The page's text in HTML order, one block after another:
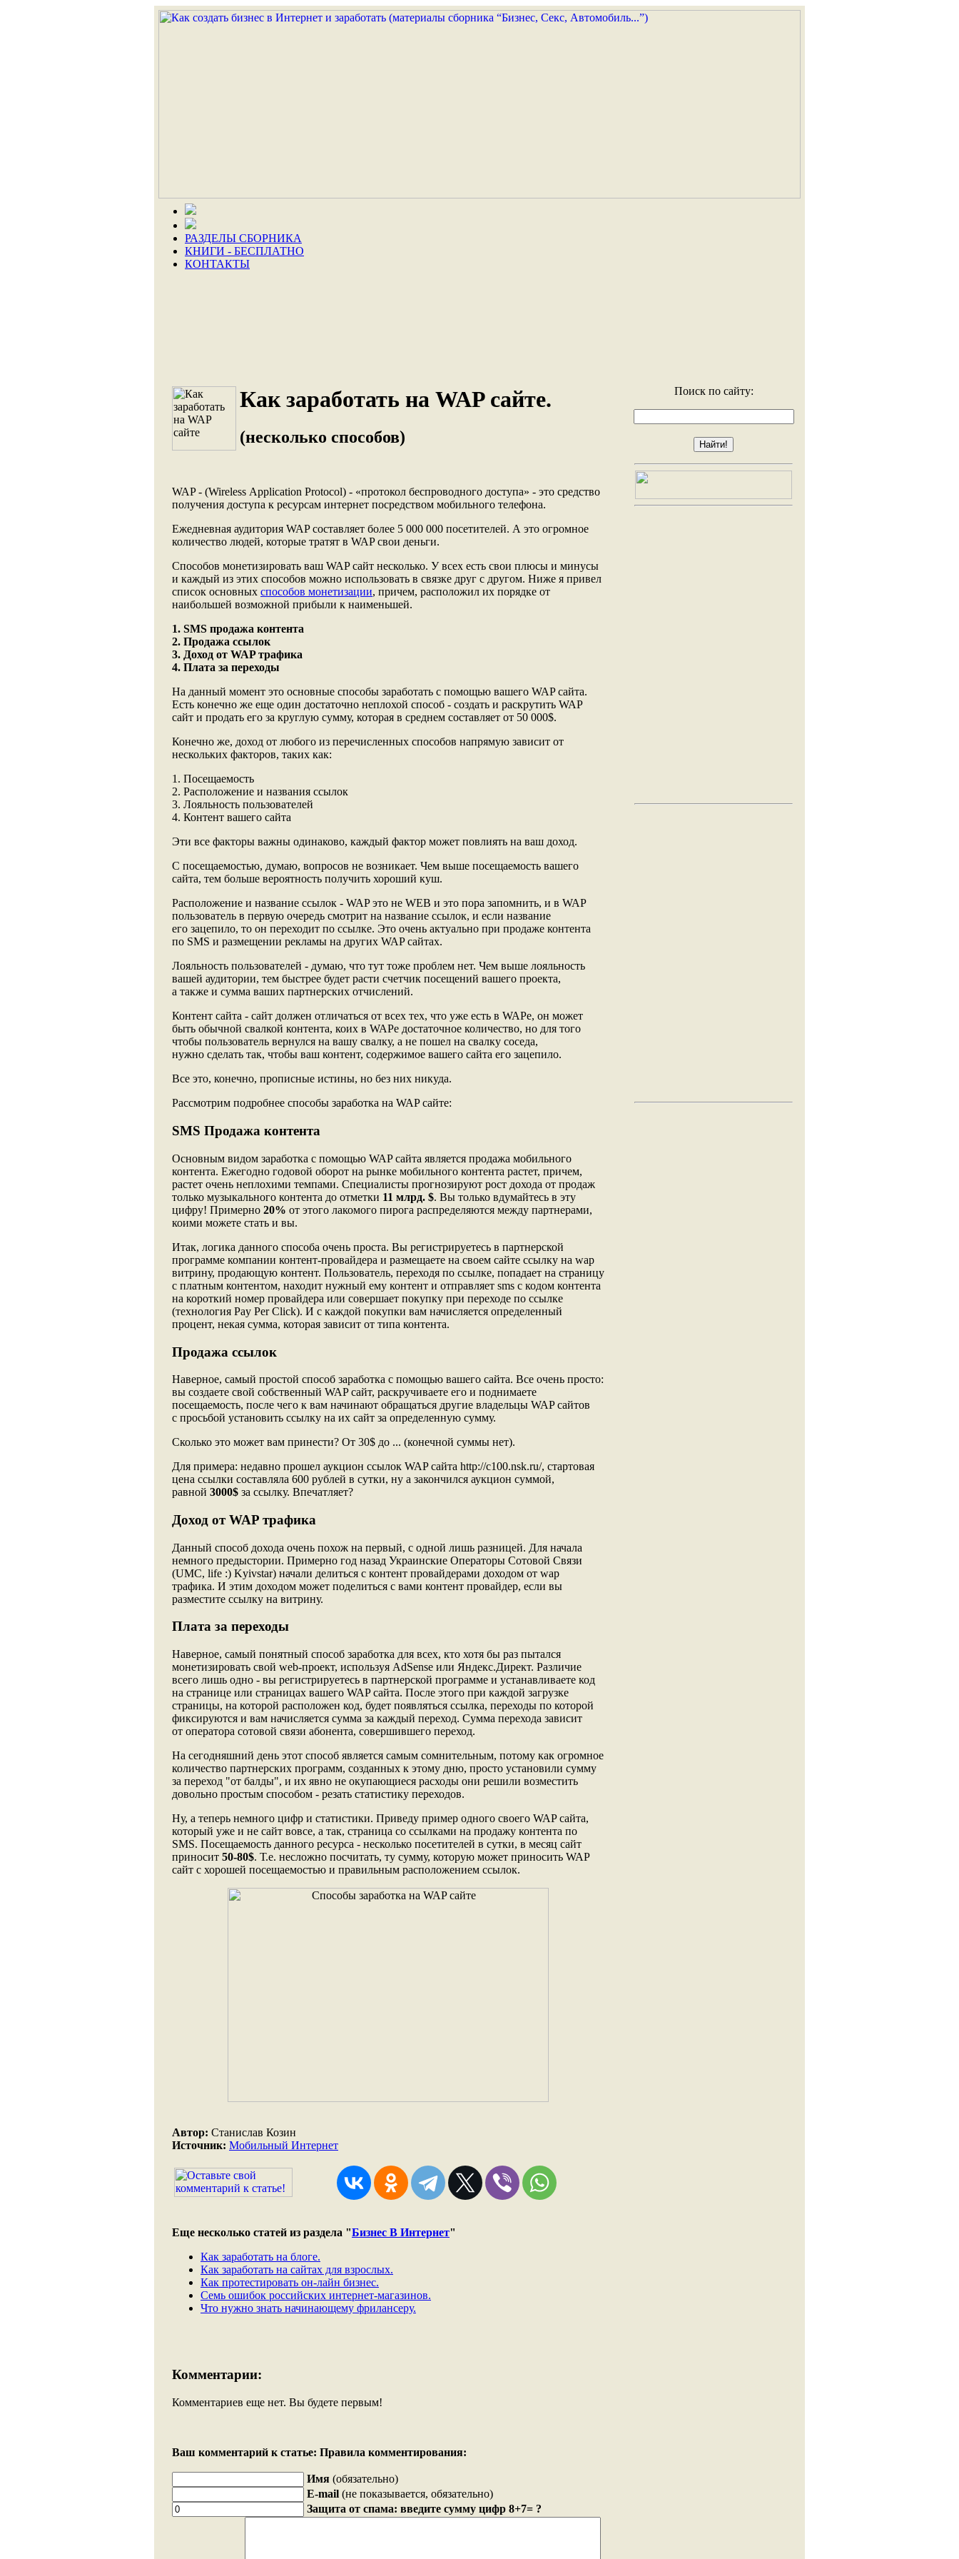
РАЗДЕЛЫ СБОРНИКА
КНИГИ - БЕСПЛАТНО
КОНТАКТЫ
Как заработать на WAP сайте.
(несколько способов)
WAP- (Wireless Application Protocol) - «протокол беспроводного доступа» - это средство
получения доступа к ресурсам интернет посредством мобильного телефона.
Ежедневная аудитория WAP составляет более 5 000 000 посетителей. А это огромное
количество людей, которые тратят в WAP свои деньги.
Способов монетизировать ваш WAP сайт несколько. У всех есть свои плюсы и минусы
и каждый из этих способов можно использовать в связке друг с другом. Ниже я привел
список основных способов монетизации, причем, расположил их порядке от
наибольшей возможной прибыли к наименьшей.
1. SMS продажа контента
2. Продажа ссылок
3. Доход от WAP трафика
4. Плата за переходы
На данный момент это основные способы заработать с помощью вашего WAP сайта.
Есть конечно же еще один достаточно неплохой способ - создать и раскрутить WAP
сайт и продать его за круглую сумму, которая в среднем составляет от 50 000$.
Конечно же, доход от любого из перечисленных способов напрямую зависит от
нескольких факторов, таких как:
1. Посещаемость
2. Расположение и названия ссылок
3. Лояльность пользователей
4. Контент вашего сайта
Эти все факторы важны одинаково, каждый фактор может повлиять на ваш доход.
С посещаемостью, думаю, вопросов не возникает. Чем выше посещаемость вашего
сайта, тем больше вероятность получить хороший куш.
Расположение и название ссылок - WAP это не WEB и это пора запомнить, и в WAP
пользователь в первую очередь смотрит на название ссылок, и если название
его зацепило, то он переходит по ссылке. Это очень актуально при продаже контента
по SMS и размещении рекламы на других WAP сайтах.
Лояльность пользователей - думаю, что тут тоже проблем нет. Чем выше лояльность
вашей аудитории, тем быстрее будет расти счетчик посещений вашего проекта,
а также и сумма ваших партнерских отчислений.
Контент сайта - сайт должен отличаться от всех тех, что уже есть в WAPе, он может
быть обычной свалкой контента, коих в WAPе достаточное количество, но для того
чтобы пользователь вернулся на вашу свалку, а не пошел на свалку соседа,
нужно сделать так, чтобы ваш контент, содержимое вашего сайта его зацепило.
Все это, конечно, прописные истины, но без них никуда.
Рассмотрим подробнее способы заработка на WAP сайте:
SMS Продажа контента
Основным видом заработка с помощью WAP сайта является продажа мобильного
контента. Ежегодно годовой оборот на рынке мобильного контента растет, причем,
растет очень неплохими темпами. Специалисты прогнозируют рост дохода от продаж
только музыкального контента до отметки 11 млрд. $. Вы только вдумайтесь в эту
цифру! Примерно 20% от этого лакомого пирога распределяются между партнерами,
коими можете стать и вы.
Итак, логика данного способа очень проста. Вы регистрируетесь в партнерской
программе компании контент-провайдера и размещаете на своем сайте ссылку на wap
витрину, продающую контент. Пользователь, переходя по ссылке, попадает на страницу
с платным контентом, находит нужный ему контент и отправляет sms с кодом контента
на короткий номер провайдера или совершает покупку при переходе по ссылке
(технология Pay Per Click). И с каждой покупки вам начисляется определенный
процент, некая сумма, которая зависит от типа контента.
Продажа ссылок
Наверное, самый простой способ заработка с помощью вашего сайта. Все очень просто:
вы создаете свой собственный WAP сайт, раскручиваете его и поднимаете
посещаемость, после чего к вам начинают обращаться другие владельцы WAP сайтов
с просьбой установить ссылку на их сайт за определенную сумму.
Сколько это может вам принести? От 30$ до ... (конечной суммы нет).
Для примера: недавно прошел аукцион ссылок WAP сайта http://c100.nsk.ru/, стартовая
цена ссылки составляла 600 рублей в сутки, ну а закончился аукцион суммой,
равной 3000$ за ссылку. Впечатляет?
Доход от WAP трафика
Данный способ дохода очень похож на первый, с одной лишь разницей. Для начала
немного предыстории. Примерно год назад Украинские Операторы Сотовой Связи
(UMC, life :) Kyivstar) начали делиться с контент провайдерами доходом от wap
трафика. И этим доходом может поделиться с вами контент провайдер, если вы
разместите ссылку на витрину.
Плата за переходы
Наверное, самый понятный способ заработка для всех, кто хотя бы раз пытался
монетизировать свой web-проект, используя AdSense или Яндекс.Директ. Различие
всего лишь одно - вы регистрируетесь в партнерской программе и устанавливаете код
на странице или страницах вашего WAP сайта. После этого при каждой загрузке
страницы, на которой расположен код, будет появляться ссылка, переходы по которой
фиксируются и вам начисляется сумма за каждый переход. Сумма перехода зависит
от оператора сотовой связи абонента, совершившего переход.
На сегодняшний день этот способ является самым сомнительным, потому как огромное
количество партнерских программ, созданных к этому дню, просто установили сумму
за переход "от балды", и их явно не окупающиеся расходы они решили возместить
довольно простым способом - резать статистику переходов.
Ну, а теперь немного цифр и статистики. Приведу пример одного своего WAP сайта,
который уже и не сайт вовсе, а так, страница со ссылками на продажу контента по
SMS. Посещаемость данного ресурса - несколько посетителей в сутки, в месяц сайт
приносит 50-80$. Т.е. несложно посчитать, ту сумму, которую может приносить WAP
сайт с хорошей посещаемостью и правильным расположением ссылок.
Автор: Станислав Козин
Источник: Мобильный Интернет
Еще несколько статей из раздела "Бизнес В Интернет"
Как заработать на блоге.
Как заработать на сайтах для взрослых.
Как протестировать он-лайн бизнес.
Семь ошибок российских интернет-магазинов.
Что нужно знать начинающему фрилансеру.
Комментарии:
Комментариев еще нет. Вы будете первым!
Ваш комментарий к статье: Правила комментирования:
Имя (обязательно)
E-mail (не показывается, обязательно)
Защита от спама: введите сумму цифр 8+7= ?
Поиск по сайту: